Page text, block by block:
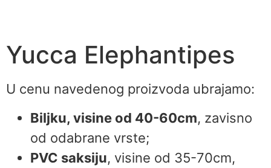
Yucca Elephantipes
U cenu navedenog proizvoda ubrajamo:
Biljku, visine od 40-60cm, zavisno
od odabrane vrste;
PVC saksiju, visine od 35-70cm,